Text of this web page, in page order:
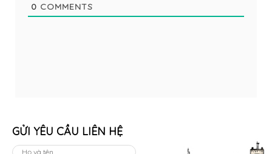
0 COMMENTS
GỬI YÊU CẦU LIÊN HỆ